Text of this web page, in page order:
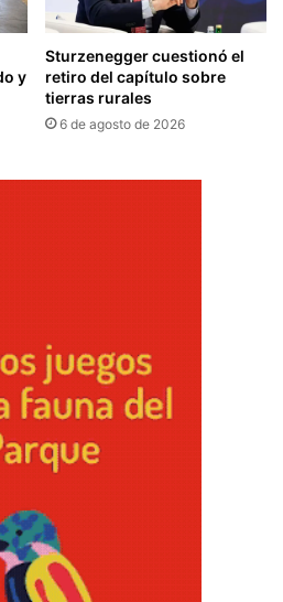
y
Sturzenegger cuestionó el
retiro del capítulo sobre
tierras rurales
6 de agosto de 2026